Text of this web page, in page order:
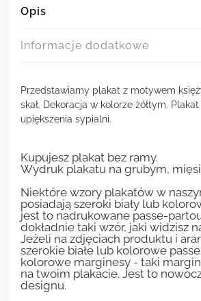
Opis
Informacje dodatkowe
Przedstawiamy plakat z motywem
skał. Dekoracja w kolorze żółtym.
upiększenia sypialni.
Kupujesz plakat bez ramy.
Wydruk plakatu na grubym,
Niektóre wzory plakatów w
posiadają szeroki biały lub
jest to nadrukowane passe-
dokładnie taki wzór, jaki widzisz
Jeżeli na zdjęciach produktu i
szerokie białe lub kolorowe
kolorowe marginesy - taki
na twoim plakacie. Jest to
designu.